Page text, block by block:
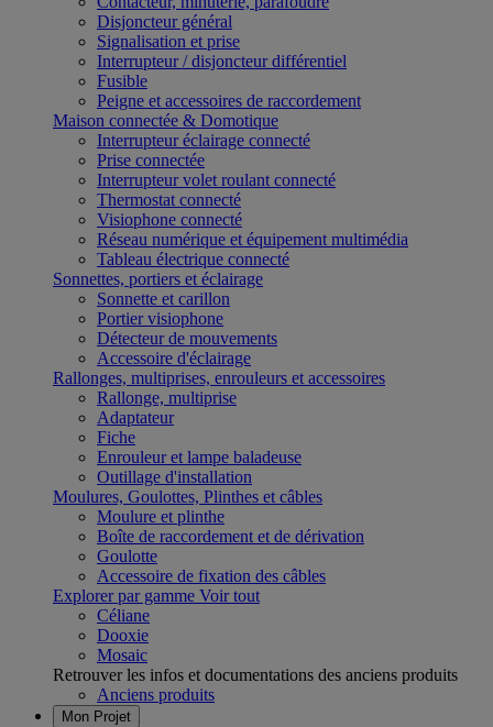
Disjoncteur général
Signalisation et prise
Interrupteur / disjoncteur différentiel
Fusible
Peigne et accessoires de raccordement
Maison connectée & Domotique
Interrupteur éclairage connecté
Prise connectée
Interrupteur volet roulant connecté
Thermostat connecté
Visiophone connecté
Réseau numérique et équipement multimédia
Tableau électrique connecté
Sonnettes, portiers et éclairage
Sonnette et carillon
Portier visiophone
Détecteur de mouvements
Accessoire d'éclairage
Rallonges, multiprises, enrouleurs et accessoires
Rallonge, multiprise
Adaptateur
Fiche
Enrouleur et lampe baladeuse
Outillage d'installation
Moulures, Goulottes, Plinthes et câbles
Moulure et plinthe
Boîte de raccordement et de dérivation
Goulotte
Accessoire de fixation des câbles
Explorer par gamme Voir tout
Céliane
Dooxie
Mosaic
Retrouver les infos et documentations des anciens produits
Anciens produits
Mon Projet